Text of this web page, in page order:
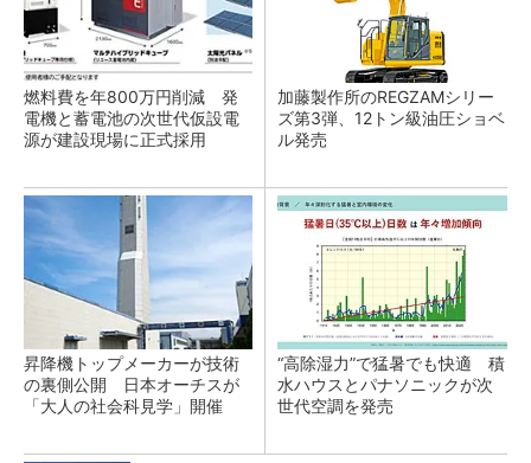
燃料費を年800万円削減 発
電機と蓄電池の次世代仮設電
源が建設現場に正式採用
加藤製作所のREGZAMシリー
ズ第3弾、12トン級油圧ショベ
ル発売
昇降機トップメーカーが技術
の裏側公開 日本オーチスが
「大人の社会科見学」開催
“高除湿力”で猛暑でも快適 積
水ハウスとパナソニックが次
世代空調を発売